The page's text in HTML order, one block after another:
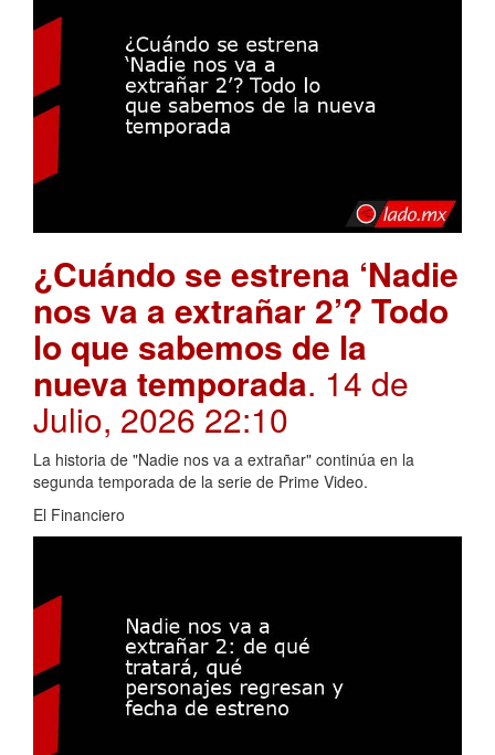
¿Cuándo se estrena ‘Nadie
nos va a extrañar 2’? Todo
lo que sabemos de la
nueva temporada. 14 de
Julio, 2026 22:10
La historia de "Nadie nos va a extrañar" continúa en la
segunda temporada de la serie de Prime Video.
El Financiero